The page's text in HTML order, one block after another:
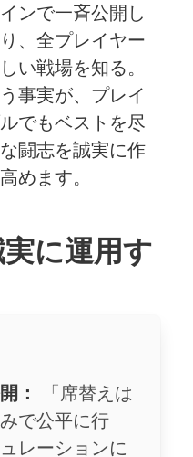
ンで一斉公開し
、全プレイヤー
い戦場を知る。
事実が、プレイ
でもベストを尽
闘志を誠実に作
めます。
に運用す
：
「席替えは
で公平に行
レーションに